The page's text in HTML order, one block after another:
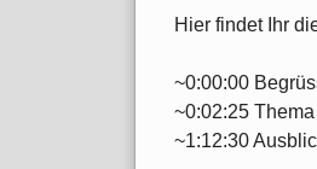
Hier findet Ihr
~0:00:00
~0:02:25
~1:12:30